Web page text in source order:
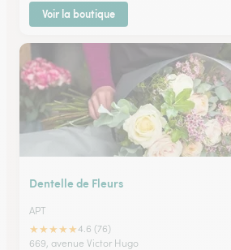
Voir la boutique
Dentelle de Fleurs
APT
★★★★★4.6 (76)
669, avenue Victor Hugo